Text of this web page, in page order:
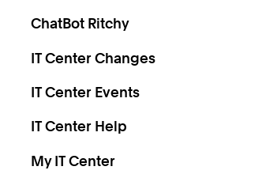
ChatBot Ritchy
IT Center Changes
IT Center Events
IT Center Help
My IT Center